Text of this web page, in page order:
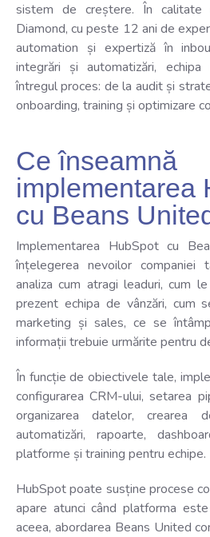
sistem de creștere. În calitate
Diamond, cu peste 12 ani de
automation și expertiză în
integrări și automatizări,
întregul proces: de la audit și
onboarding, training și optimizare
Ce înseamnă
implementarea
cu Beans
Implementarea HubSpot cu
înțelegerea nevoilor companiei
analiza cum atragi leaduri, cum
prezent echipa de vânzări, cum
marketing și sales, ce se
informații trebuie urmărite pentru
În funcție de obiectivele tale,
configurarea CRM-ului, setarea
organizarea datelor, crearea
automatizări, rapoarte,
platforme și training pentru echipe.
HubSpot poate susține procese
apare atunci când platforma
aceea, abordarea Beans United